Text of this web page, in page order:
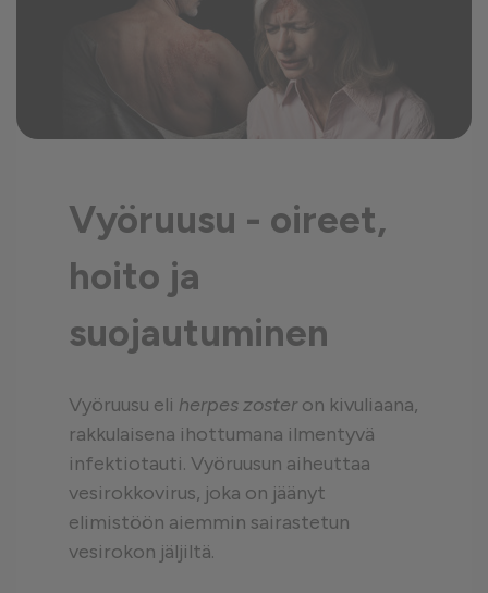
Vyöruusu - oireet,
hoito ja
suojautuminen
Vyöruusu eli herpes zoster on kivuliaana,
rakkulaisena ihottumana ilmentyvä
infektiotauti. Vyöruusun aiheuttaa
vesirokkovirus, joka on jäänyt
elimistöön aiemmin sairastetun
vesirokon jäljiltä.